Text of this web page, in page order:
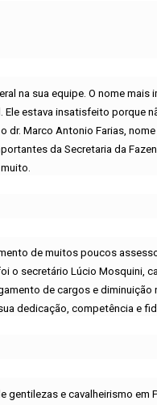
na sua equipe. O nome
Ele estava insatisfeito porque
dr. Marco Antonio Farias,
da Secretaria da
de muitos poucos
o secretário Lúcio Mosquini,
de cargos e
dedicação, competência e
gentilezas e cavalheirismo